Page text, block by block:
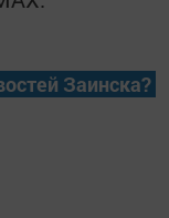
Заинска?